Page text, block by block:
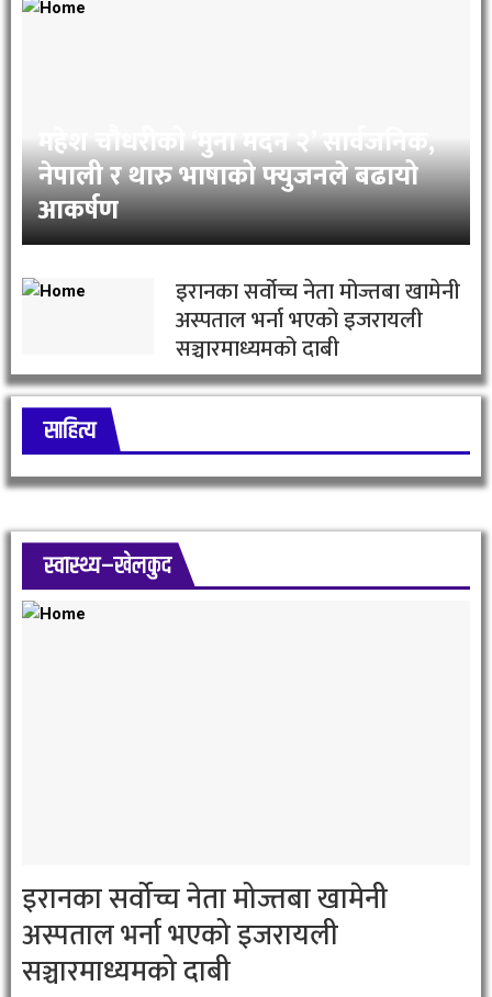
महेश चौधरीको ‘मुना मदन २’ सार्वजनिक,
नेपाली र थारु भाषाको फ्युजनले बढायो
आकर्षण
इरानका सर्वोच्च नेता मोज्तबा खामेनी
अस्पताल भर्ना भएको इजरायली
सञ्चारमाध्यमको दाबी
साहित्य
स्वास्थ्य–खेलकुद
इरानका सर्वोच्च नेता मोज्तबा खामेनी
अस्पताल भर्ना भएको इजरायली
सञ्चारमाध्यमको दाबी